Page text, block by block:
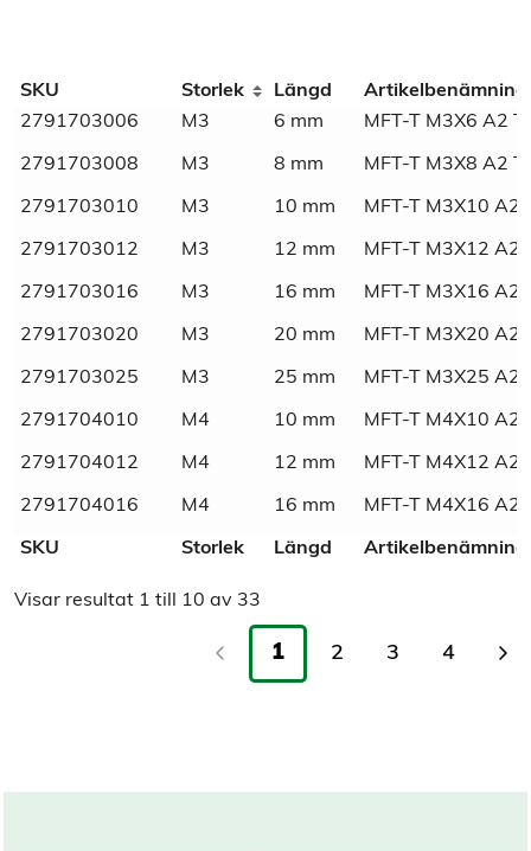
Weight N/A
Dimensions N/A
SKU Storlek Längd
Artikelbenämning
2791703006
M3 6 mm MFT-T M3X6 A2
2791703008 M3 8 mm MFT-T M3X8 A2
2791703010 M3 10 mm MFT-T M3X10 A2
2791703012 M3 12 mm MFT-T M3X12 A2
2791703016 M3 16 mm MFT-T M3X16 A2
2791703020 M3 20 mm MFT-T M3X20 A2
2791703025 M3 25 mm MFT-T M3X25 A2
2791704010 M4 10 mm MFT-T M4X10 A2
2791704012 M4 12 mm MFT-T M4X12 A2
2791704016 M4 16 mm MFT-T M4X16 A2
SKU Storlek Längd Artikelbenämning
Visar resultat 1 till 10 av 33
1 2 3 4